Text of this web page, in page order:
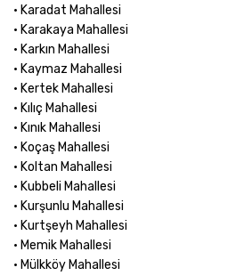
• Karadat Mahallesi
• Karakaya Mahallesi
• Karkın Mahallesi
• Kaymaz Mahallesi
• Kertek Mahallesi
• Kılıç Mahallesi
• Kınık Mahallesi
• Koçaş Mahallesi
• Koltan Mahallesi
• Kubbeli Mahallesi
• Kurşunlu Mahallesi
• Kurtşeyh Mahallesi
• Memik Mahallesi
• Mülkköy Mahallesi